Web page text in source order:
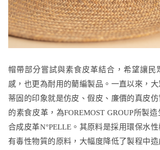
帽帶部分嘗試與素食皮革結合，希望讓民
感，也更為耐用的藺編製品。一直以來，
蒂固的印象就是仿皮、假皮、廉價的真皮
的素食皮革，為FOREMOST GROUP所製
合成皮革N°PELLE。其原料是採用環保水
有毒性物質的原料，大幅度降低了製程中